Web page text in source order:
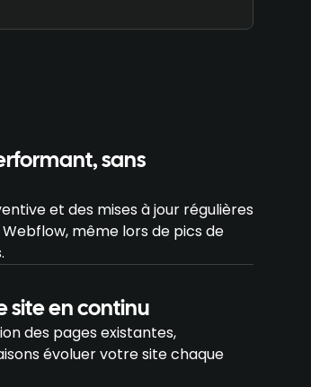
sans
et des mises à jour régulières
même lors de pics de
site en continu
des pages existantes,
évoluer votre site chaque